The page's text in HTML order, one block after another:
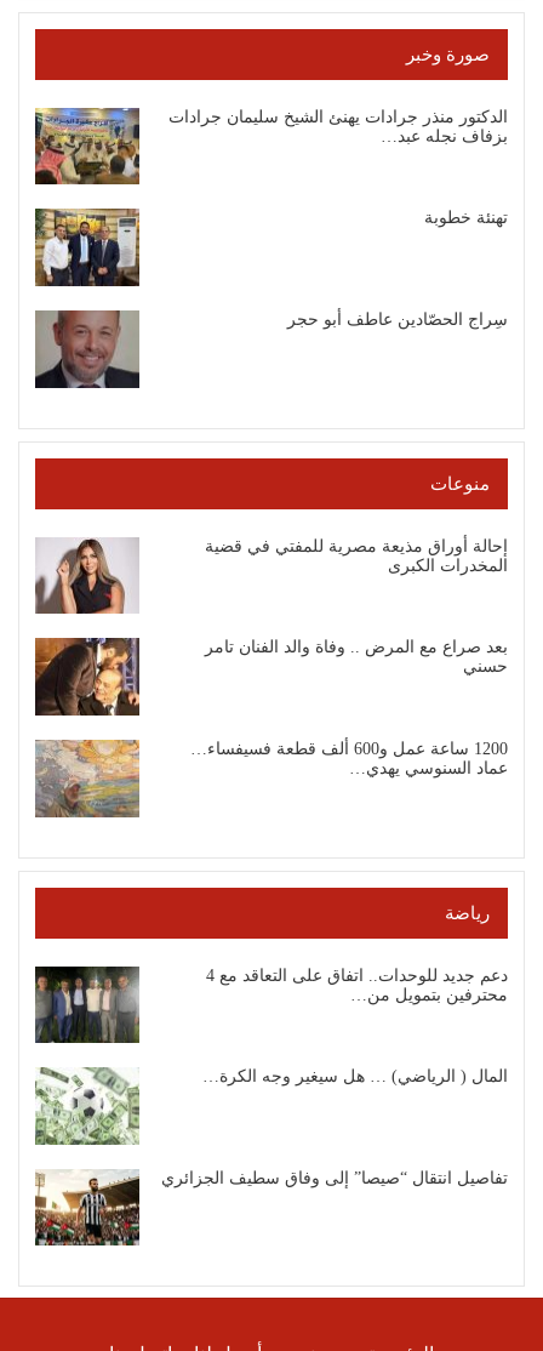
صورة وخبر
الدكتور منذر جرادات يهنئ الشيخ سليمان جرادات
بزفاف نجله عبد…
تهنئة خطوبة
سِراج الحصّادين عاطف أبو حجر
منوعات
إحالة أوراق مذيعة مصرية للمفتي في قضية
المخدرات الكبرى
بعد صراع مع المرض .. وفاة والد الفنان تامر
حسني
1200 ساعة عمل و600 ألف قطعة فسيفساء…
عماد السنوسي يهدي…
رياضة
دعم جديد للوحدات.. اتفاق على التعاقد مع 4
محترفين بتمويل من…
المال ( الرياضي) … هل سيغير وجه الكرة…
تفاصيل انتقال “صيصا” إلى وفاق سطيف الجزائري